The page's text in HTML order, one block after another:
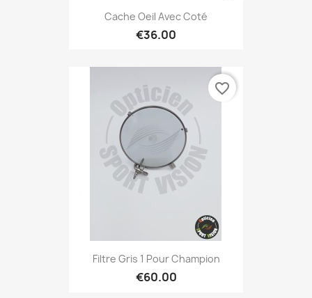
Cache Oeil Avec Coté
€36.00
Filtre Gris 1 Pour Champion
€60.00
favorite_border